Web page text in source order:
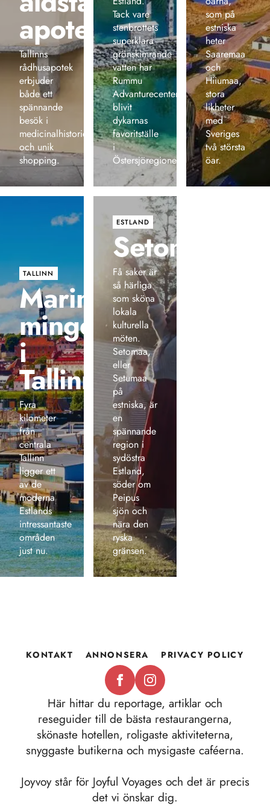
apotek
Tallinns
rådhusapotek
erbjuder
både ett
spännande
besök i
medicinalhistorien
och unik
shopping.
Tack vare
stenbrottets
superklara
grönskimrande
vatten har
Rummu
Advanturecenter
blivit
dykarnas
favoritställe
i
Östersjöregionen.
som på
estniska
heter
Saaremaa
och
Hiiumaa,
stora
likheter
med
Sveriges
två största
öar.
TALLINN
Marint
mingel
i
Tallinn
Fyra
kilometer
från
centrala
Tallinn
ligger ett
av de
moderna
Estlands
intressantaste
områden
just nu.
ESTLAND
Setomaa
Få saker är
så härliga
som sköna
lokala
kulturella
möten.
Setomaa,
eller
Setumaa
på
estniska, är
en
spännande
region i
sydöstra
Estland,
söder om
Peipus
sjön och
nära den
ryska
gränsen.
KONTAKT ANNONSERA PRIVACY POLICY
Här hittar du reportage, artiklar och
reseguider till de bästa restaurangerna,
skönaste hotellen, roligaste aktiviteterna,
snyggaste butikerna och mysigaste caféerna.
Joyvoy står för Joyful Voyages och det är precis
det vi önskar dig.